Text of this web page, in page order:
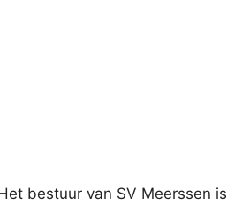
bestuur van SV Meerssen is